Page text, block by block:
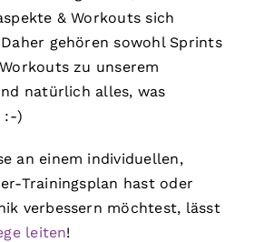
& Workouts sich
gehören sowohl Sprints
zu unserem
natürlich alles, was
:-)
an einem individuellen,
Trainingsplan hast oder
verbessern möchtest, lässt
leiten!